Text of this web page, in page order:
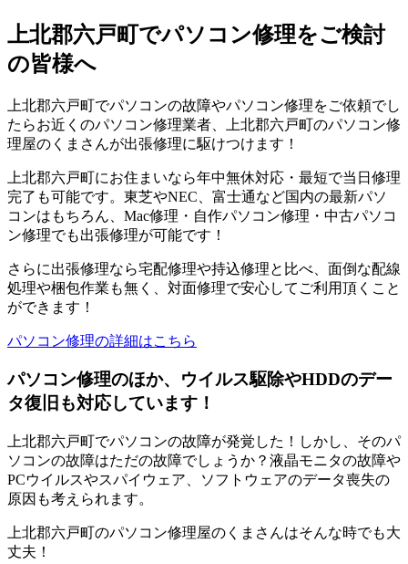
上北郡六戸町でパソコン修理をご検討
の皆様へ
上北郡六戸町でパソコンの故障やパソコン修理をご依頼でし
たらお近くのパソコン修理業者、上北郡六戸町のパソコン修
理屋のくまさんが出張修理に駆けつけます！
上北郡六戸町にお住まいなら年中無休対応・最短で当日修理
完了も可能です。東芝やNEC、富士通など国内の最新パソ
コンはもちろん、Mac修理・自作パソコン修理・中古パソコ
ン修理でも出張修理が可能です！
さらに出張修理なら宅配修理や持込修理と比べ、面倒な配線
処理や梱包作業も無く、対面修理で安心してご利用頂くこと
ができます！
パソコン修理の詳細はこちら
パソコン修理のほか、ウイルス駆除やHDDのデー
タ復旧も対応しています！
上北郡六戸町でパソコンの故障が発覚した！しかし、そのパ
ソコンの故障はただの故障でしょうか？液晶モニタの故障や
PCウイルスやスパイウェア、ソフトウェアのデータ喪失の
原因も考えられます。
上北郡六戸町のパソコン修理屋のくまさんはそんな時でも大
丈夫！